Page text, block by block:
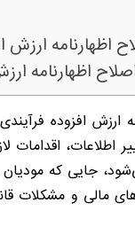
اظهارنامه ارزش
اظهارنامه
ارزش افزوده
اطلاعات،
جایی که
مالی و مشکلات